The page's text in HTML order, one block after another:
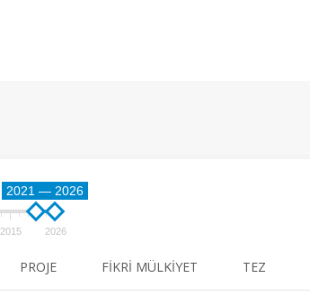
2021 — 2026
2015 2026
PROJE FIKRI MÜLKIYET TEZ